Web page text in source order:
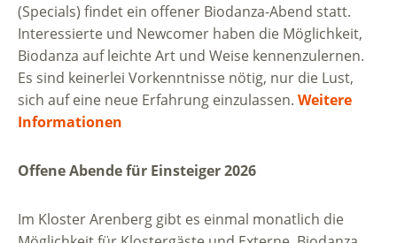
(Specials) findet ein offener Biodanza-Abend statt.
Interessierte und Newcomer haben die Möglichkeit,
Biodanza auf leichte Art und Weise kennenzulernen.
Es sind keinerlei Vorkenntnisse nötig, nur die Lust,
sich auf eine neue Erfahrung einzulassen. Weitere
Informationen
Offene Abende für Einsteiger 2026
Im Kloster Arenberg gibt es einmal monatlich die